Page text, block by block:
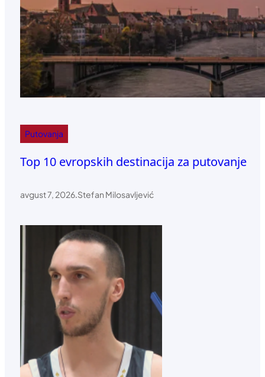
Putovanja
Top 10 evropskih destinacija za putovanje
avgust 7, 2026.Stefan Milosavljević